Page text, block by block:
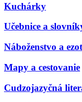
Kuchárky
Učebnice a
Náboženstvo a
Mapy a cestovanie
Cudzojazyčná